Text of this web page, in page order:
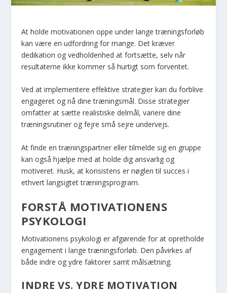
At holde motivationen oppe under lange træningsforløb
kan være en udfordring for mange. Det kræver
dedikation og vedholdenhed at fortsætte, selv når
resultaterne ikke kommer så hurtigt som forventet.
Ved at implementere effektive strategier kan du forblive
engageret og nå dine træningsmål. Disse strategier
omfatter at sætte realistiske delmål, variere dine
træningsrutiner og fejre små sejre undervejs.
At finde en træningspartner eller tilmelde sig en gruppe
kan også hjælpe med at holde dig ansvarlig og
motiveret. Husk, at konsistens er nøglen til succes i
ethvert langsigtet træningsprogram.
FORSTÅ MOTIVATIONENS
PSYKOLOGI
Motivationens psykologi er afgørende for at opretholde
engagement i lange træningsforløb. Den påvirkes af
både indre og ydre faktorer samt målsætning.
INDRE VS. YDRE MOTIVATION